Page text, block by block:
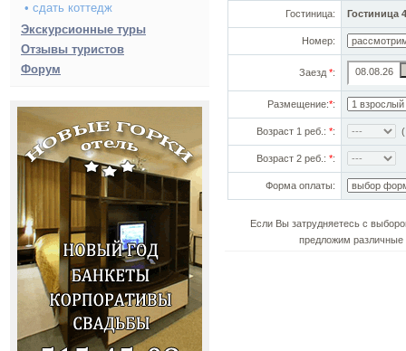
• сдать коттедж
Экскурсионные туры
Отзывы туристов
Форум
Гостиница: Гостиница
Номер:
Заезд *:
Размещение:*:
Возраст 1 реб.: *:
Возраст 2 реб.: *:
Форма оплаты:
Если Вы затрудняетесь с
предложим различные